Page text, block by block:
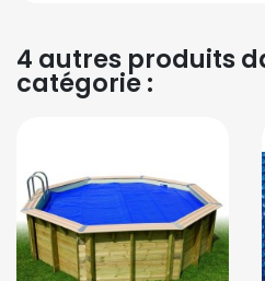
4 autres produits
catégorie :